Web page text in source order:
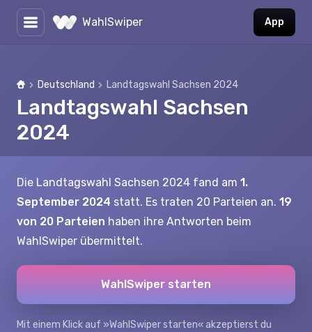
WahlSwiper App
HomeDeutschland Landtagswahl Sachsen 2024
Landtagswahl Sachsen
2024
Die Landtagswahl Sachsen 2024 fand am 1.
September 2024 statt. Es traten 20 Parteien an. 19
von 20 Parteien haben ihre Antworten beim
WahlSwiper übermittelt.
WahlSwiper starten
Mit einem Klick auf »WahlSwiper starten« akzeptierst du